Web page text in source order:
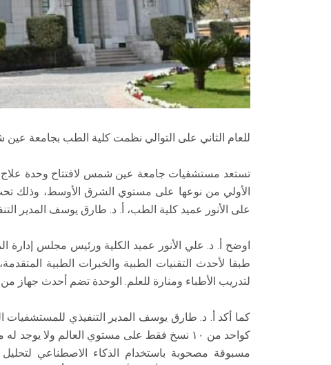
للعام الثاني على التوالي نظمت كلية الطب بجامعة عين
تستعد مستشفيات جامعة عين شمس لافتتاح وحدة علاج
الأولي من نوعها على مستوي الشرق الأوسط، وذلك
على الأنور عميد كلية الطب، أ. د. طارق يوسف المدير
اوضح أ. د. علي الأنور عميد الكلية ورئيس مجلس إدارة
طبقا لأحدث التقنيات الطبية والخبرات الطبية
لتدريب الأطباء ومنارة للعلم. الوحدة تضم أحدث جهاز من ضمن ١٠ أجهزة للقسطرة المخية على
كما أكد أ. د. طارق يوسف المدير التنفيذي
كواحد من ١٠ نسخ فقط على مستوي العالم ولا
مسبوقة مصحوبة باستخدام الذكاء الاصطناعي